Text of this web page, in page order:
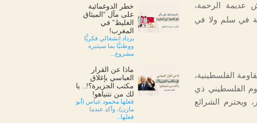
خطر الدوغمائية
على مآل “الميثاق
الغليظ” في
المغرب!
يزداد انشغالي فكريًّا
ووطنيًّا بما سيثيره
مشروع...
ماذا عن القرار
العباسي بإغلاق
مكتب الجزيرة؟!.. يا
لك من نتنياهو!
فعلها محمود عباس (أبو
مازن)، وأكد عندما
فعلها...
عديمة الرحمة،
في سلم ولا في
الفلسطينية،
الفلسطيني ذي
ويحترم الشرائع